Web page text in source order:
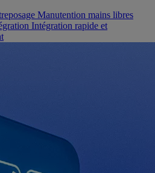
Manutention mains libres
Intégration rapide et